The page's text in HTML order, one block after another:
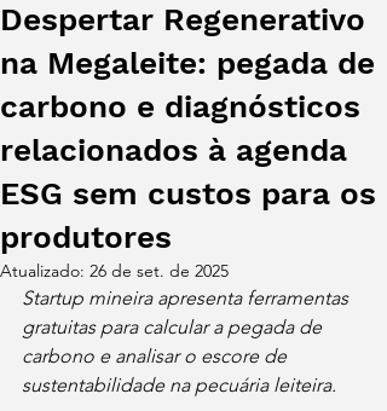
Despertar Regenerativo
na Megaleite: pegada de
carbono e diagnósticos
relacionados à agenda
ESG sem custos para os
produtores
Atualizado: 26 de set. de 2025
Startup mineira apresenta ferramentas
gratuitas para calcular a pegada de
carbono e analisar o escore de
sustentabilidade na pecuária leiteira.